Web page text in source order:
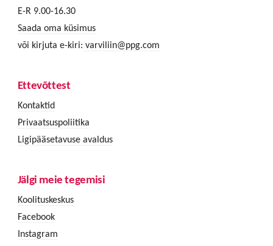
E-R 9.00-16.30
Saada oma küsimus
või kirjuta e-kiri: varviliin@ppg.com
Ettevõttest
Kontaktid
Privaatsuspoliitika
Ligipääsetavuse avaldus
Jälgi meie tegemisi
Koolituskeskus
Facebook
Instagram